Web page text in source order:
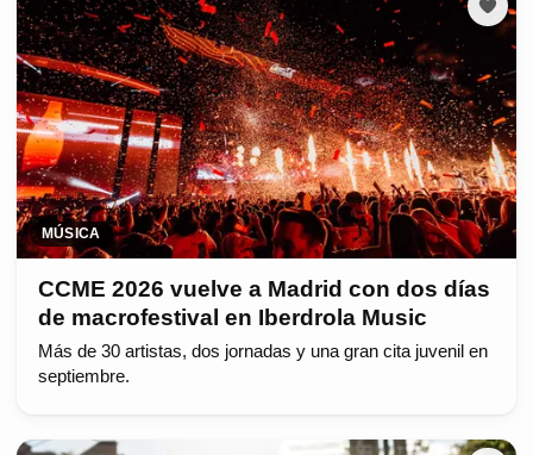
MÚSICA
CCME 2026 vuelve a Madrid con dos días
de macrofestival en Iberdrola Music
Más de 30 artistas, dos jornadas y una gran cita juvenil en
septiembre.